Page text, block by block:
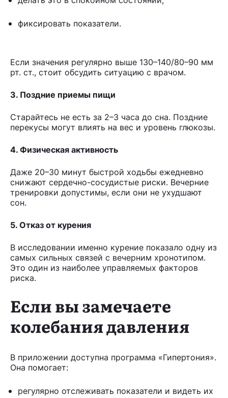
фиксировать показатели.
Если значения регулярно выше 130–140/80–90 мм
рт. ст., стоит обсудить ситуацию с врачом.
3. Поздние приемы пищи
Старайтесь не есть за 2–3 часа до сна. Поздние
перекусы могут влиять на вес и уровень глюкозы.
4. Физическая активность
Даже 20–30 минут быстрой ходьбы ежедневно
снижают сердечно-сосудистые риски. Вечерние
тренировки допустимы, если они не ухудшают
сон.
5. Отказ от курения
В исследовании именно курение показало одну из
самых сильных связей с вечерним хронотипом.
Это один из наиболее управляемых факторов
риска.
Если вы замечаете
колебания давления
В приложении доступна программа «Гипертония».
Она помогает:
регулярно отслеживать показатели и видеть их